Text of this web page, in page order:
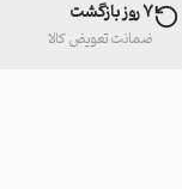
۷ روز بازگشت
ضمانت تعویض کالا